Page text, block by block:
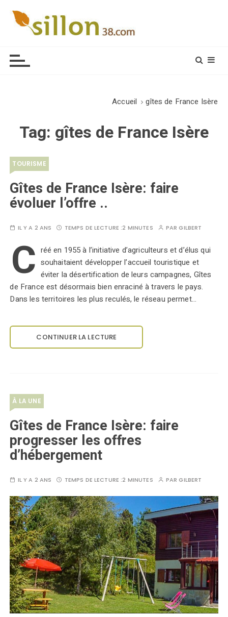
Accueil gîtes de France Isère
Tag: gîtes de France Isère
TOURISME
Gîtes de France Isère: faire
évoluer l’offre ..
IL Y A 2 ANS TEMPS DE LECTURE :2 MINUTES PARGILBERT
C réé en 1955 à l’initiative d’agriculteurs et d’élus qui
souhaitaient développer l’accueil touristique et
éviter la désertification de leurs campagnes, Gîtes
de France est désormais bien enraciné à travers le pays.
Dans les territoires les plus reculés, le réseau permet…
CONTINUER LA LECTURE
À LA UNE
Gîtes de France Isère: faire
progresser les offres
d’hébergement
IL Y A 2 ANS TEMPS DE LECTURE :2 MINUTES PARGILBERT